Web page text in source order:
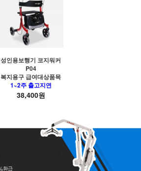
성인용보행기 코지워커
P04
복지용구 급여대상품목
1~2주 출고지연
38,400원